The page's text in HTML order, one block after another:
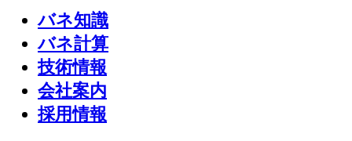
バネ知識
バネ計算
技術情報
会社案内
採用情報